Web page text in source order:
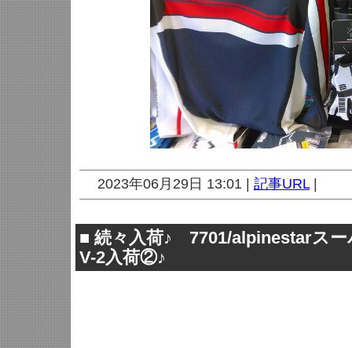
2023年06月29日 13:01 | 記事URL|
■ 続々入荷♪ 7701/alpinestarスー
V-2入荷②♪